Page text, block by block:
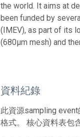
the world. It aims at
been funded by
(IMEV), as part of its
(680µm mesh) and
資料紀錄
此資源sampling
格式。 核心資料表包